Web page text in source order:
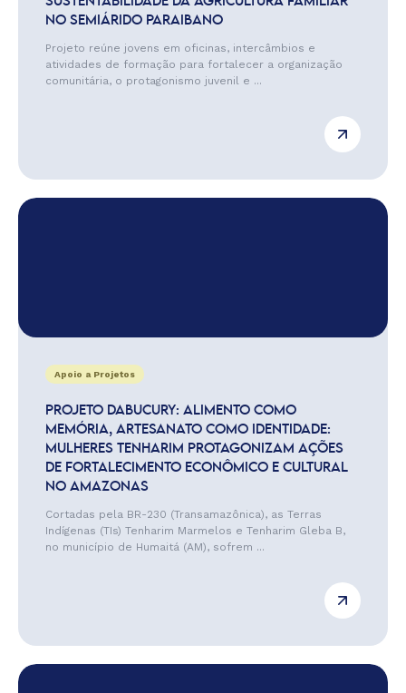
NO SEMIÁRIDO PARAIBANO
Projeto reúne jovens em oficinas, intercâmbios e
atividades de formação para fortalecer a organização
comunitária, o protagonismo juvenil e ...
Apoio a Projetos
PROJETO DABUCURY: ALIMENTO COMO
MEMÓRIA, ARTESANATO COMO IDENTIDADE:
MULHERES TENHARIM PROTAGONIZAM AÇÕES
DE FORTALECIMENTO ECONÔMICO E CULTURAL
NO AMAZONAS
Cortadas pela BR-230 (Transamazônica), as Terras
Indígenas (TIs) Tenharim Marmelos e Tenharim Gleba B,
no município de Humaitá (AM), sofrem ...